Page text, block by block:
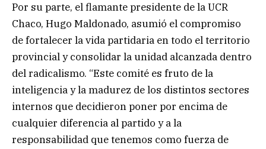
Por su parte, el flamante presidente de la UCR
Chaco, Hugo Maldonado, asumió el compromiso
de fortalecer la vida partidaria en todo el territorio
provincial y consolidar la unidad alcanzada dentro
del radicalismo. “Este comité es fruto de la
inteligencia y la madurez de los distintos sectores
internos que decidieron poner por encima de
cualquier diferencia al partido y a la
responsabilidad que tenemos como fuerza de